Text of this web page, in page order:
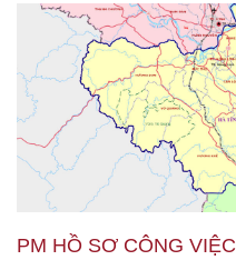
PM HỒ SƠ CÔNG VIỆC